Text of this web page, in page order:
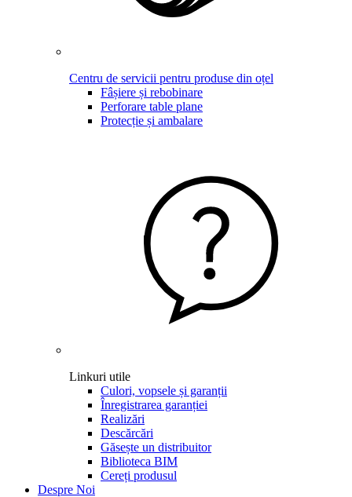
Centru de servicii pentru produse din oțel
Fâșiere și rebobinare
Perforare table plane
Protecție și ambalare
Linkuri utile
Culori, vopsele și garanții
Înregistrarea garanției
Realizări
Descărcări
Găsește un distribuitor
Biblioteca BIM
Cereți produsul
Despre Noi